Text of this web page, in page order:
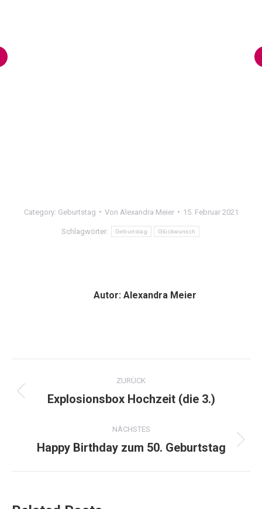
Category: Geburtstag Von Alexandra Meier 15. Februar 2021
Schlagwörter: Geburtstag Glückwunsch
Autor: Alexandra Meier
Kommentarnavigation
ZURÜCK
Vorheriger
Explosionsbox Hochzeit (die 3.)
NÄCHSTES
Nächster
Happy Birthday zum 50. Geburtstag